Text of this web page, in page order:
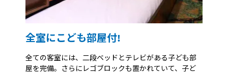
全室にこども部屋付!
全ての客室には、二段ベッドとテレビがある子ども部
屋を完備。さらにレゴブロックも置かれていて、子ど